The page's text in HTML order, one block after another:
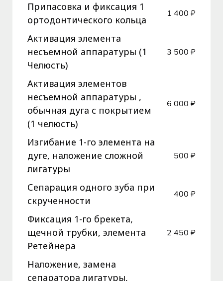
Припасовка и фиксация 1
ортодонтического кольца
1 400 ₽
Активация элемента
несъемной аппаратуры (1
Челюсть)
3 500 ₽
Активация элементов
несъемной аппаратуры ,
обычная дуга с покрытием
(1 челюсть)
6 000 ₽
Изгибание 1-го элемента на
дуге, наложение сложной
лигатуры
500 ₽
Сепарация одного зуба при
скрученности
400 ₽
Фиксация 1-го брекета,
щечной трубки, элемента
Ретейнера
2 450 ₽
Наложение, замена
сепаратора лигатуры,